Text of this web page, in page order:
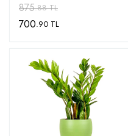
875.88 TL
700.90 TL